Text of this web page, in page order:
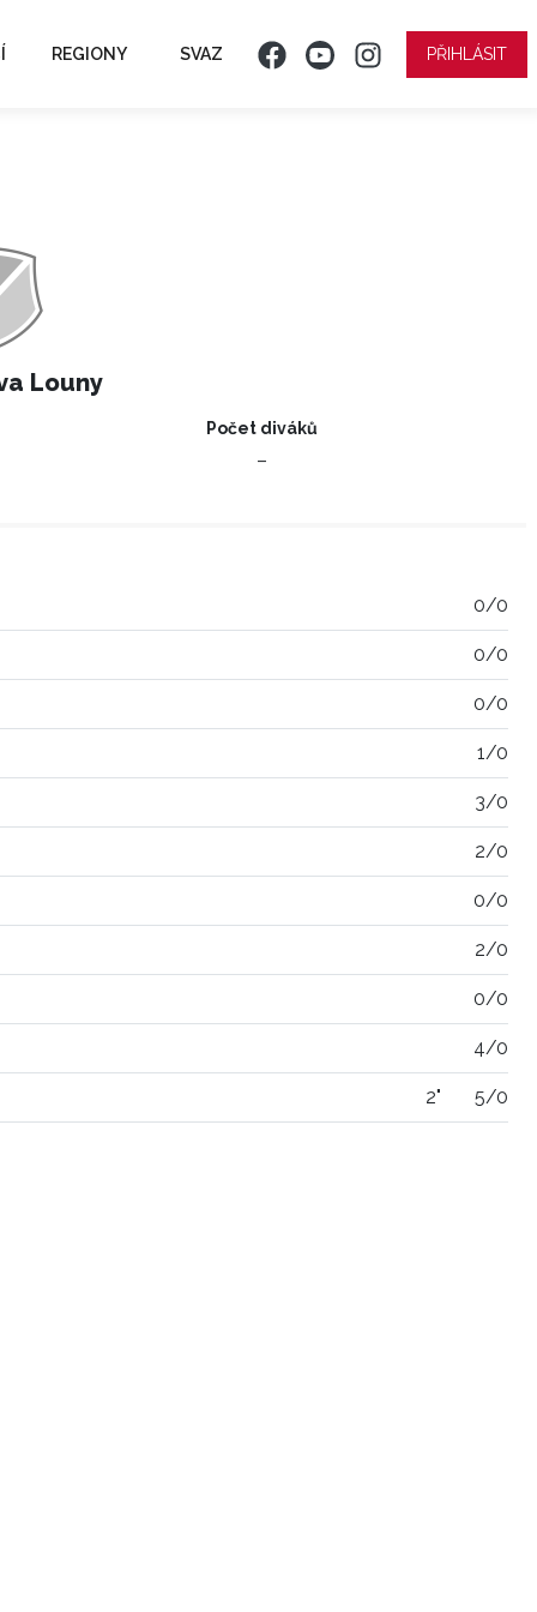
REGIONY SVAZ PŘIHLÁSIT
Louny
Počet diváků
–
0/0
0/0
0/0
1/0
3/0
2/0
0/0
2/0
0/0
4/0
2" 5/0